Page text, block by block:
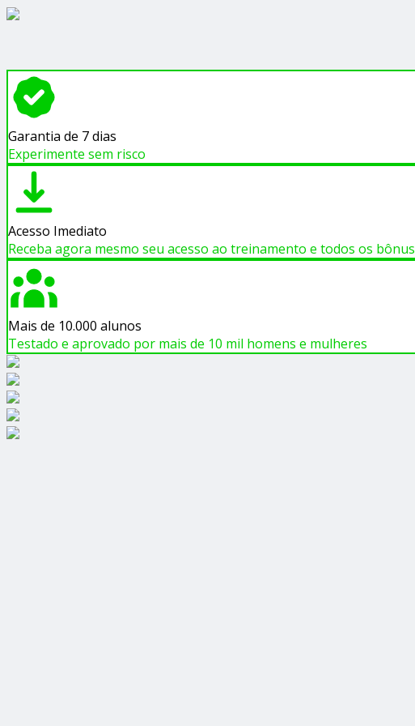
Garantia de 7 dias
Experimente sem risco
Acesso Imediato
Receba agora mesmo seu acesso ao treinamento e todos os bônus
Mais de 10.000 alunos
Testado e aprovado por mais de 10 mil homens e mulheres